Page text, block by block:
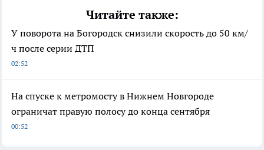
Читайте также:
У поворота на Богородск снизили скорость до 50 км/
ч после серии ДТП
02:52
На спуске к метромосту в Нижнем Новгороде
ограничат правую полосу до конца сентября
00:52